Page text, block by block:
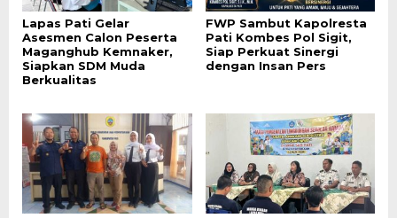
Lapas Pati Gelar
Asesmen Calon Peserta
Maganghub Kemnaker,
Siapkan SDM Muda
Berkualitas
FWP Sambut Kapolresta
Pati Kombes Pol Sigit,
Siap Perkuat Sinergi
dengan Insan Pers